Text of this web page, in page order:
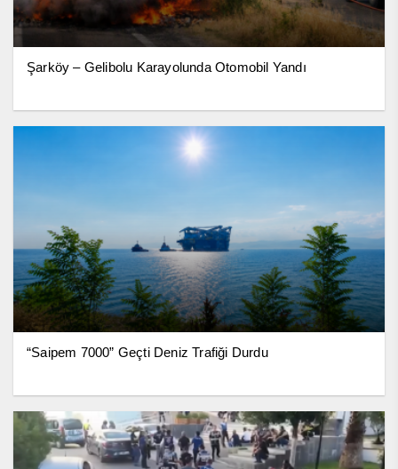
Şarköy – Gelibolu Karayolunda Otomobil Yandı
“Saipem 7000” Geçti Deniz Trafiği Durdu